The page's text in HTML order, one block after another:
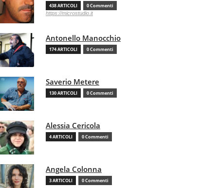
438 ARTICOLI 0 Commenti
https://microstudio.it
Antonello Manocchio
174 ARTICOLI 0 Commenti
Saverio Metere
130 ARTICOLI 0 Commenti
Alessia Cericola
4 ARTICOLI 0 Commenti
Angela Colonna
3 ARTICOLI 0 Commenti